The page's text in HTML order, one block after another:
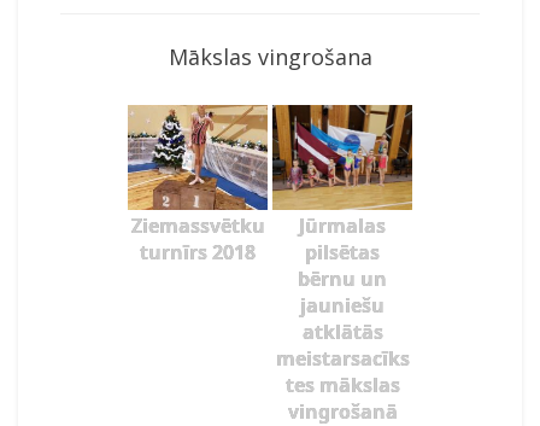
Mākslas vingrošana
Ziemassvētku
turnīrs 2018
Jūrmalas
pilsētas
bērnu un
jauniešu
atklātās
meistarsacīks
tes mākslas
vingrošanā